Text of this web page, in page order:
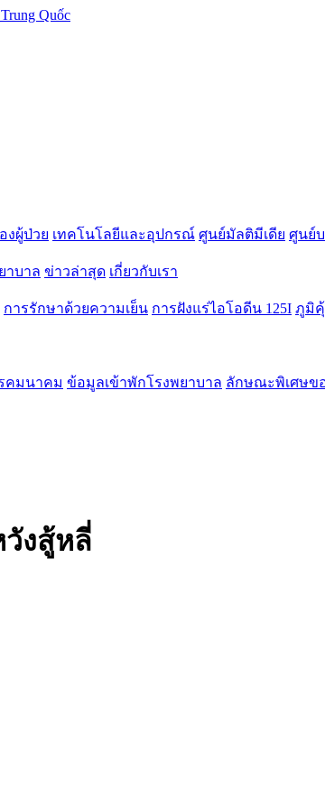
Quốc
งผู้ป่วย เทคโนโลยีและอุปกรณ์ ศูนย์มัลติมีเดีย ศูนย์
าบาล ข่าวล่าสุด เกี่ยวกับเรา
การรักษาด้วยความเย็น การฝังแร่ไอโอดีน 125I ภูมิ
คมนาคม ข้อมูลเข้าพักโรงพยาบาล ลักษณะพิเศษข
งสู้หลี่